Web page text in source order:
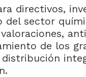
directivos,
del sector
de los
distribución